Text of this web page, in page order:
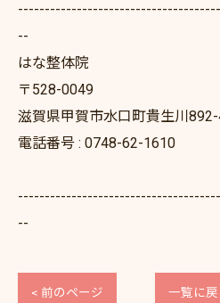
--
はな整体院
〒528-0049
滋賀県甲賀市水口町貴生川
電話番号 : 0748-62-1610
--
< 前のページ 一覧に戻